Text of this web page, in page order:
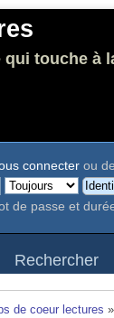
touche à
connecter ou
de passe et
Rechercher
de coeur lectures »